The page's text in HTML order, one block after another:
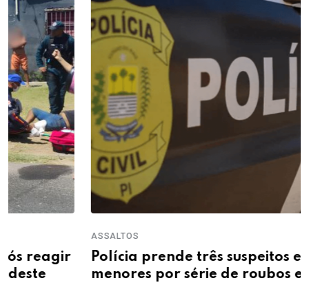
Polícia prende três suspeitos e apreende
menores por série de roubos em Teresina